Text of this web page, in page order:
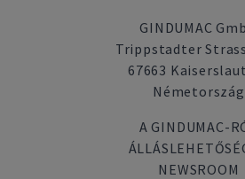
GINDUMAC
Trippstadter
67663
Németország
A GINDUMAC-
NEWSROOM